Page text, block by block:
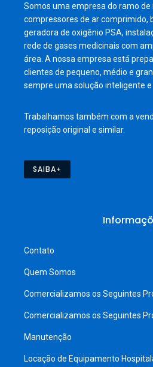
Somos uma empresa do ramo
compressores de ar comprimido,
geradora de oxigênio PSA,
rede de gases medicinais com
área. A nossa empresa está
clientes de pequeno, médio e
sempre uma solução inteligente e
Trabalhamos também com a
reposição original e similar.
SAIBA+
Contato
Quem Somos
Comercializamos os Seguintes
Comercializamos os Seguintes
Manutenção
Locação de Equipamento